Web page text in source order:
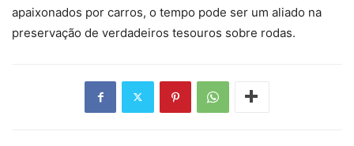
apaixonados por carros, o tempo pode ser um aliado na
preservação de verdadeiros tesouros sobre rodas.